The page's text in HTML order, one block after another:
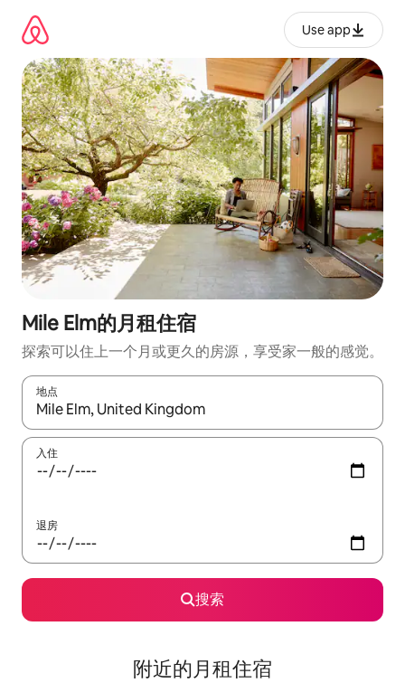
Use app
Mile Elm的月租住宿
探索可以住上一个月或更久的房源，享受家一般的感觉。
地点
如有搜索结果，请使用上下方向键查看，或通过点击或滑动手势
入住
退房
搜索
附近的月租住宿